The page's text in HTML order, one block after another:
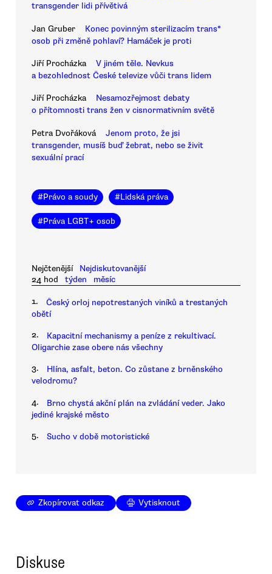
transgender lidi přívětivá
Jan Gruber
Konec povinným sterilizacím trans*
osob při změně pohlaví? Hamáček je proti
Jiří Procházka
V jiném těle. Nevkus
a bezohlednost České televize vůči trans lidem
Jiří Procházka
Nesamozřejmost debaty
o přítomnosti trans žen v cisnormativním světě
Petra Dvořáková
Jenom proto, že jsi
transgender, musíš buď žebrat, nebo se živit
sexuální prací
#Právo a soudy #Lidská práva
#Práva LGBT+ osob
Nejčtenější
Nejdiskutovanější
24 hod
týden měsíc
1.
Český orloj nepotrestaných viníků a trestaných
obětí
2.
Kapacitní mechanismy a peníze z rekultivací.
Oligarchie zase obere nás všechny
3.
Hlína, asfalt, beton. Co zůstane z brněnského
velodromu?
4.
Brno chystá akční plán na zvládání veder. Jako
jediné krajské město
5. Sucho v době motoristické
Zkopírovat odkaz Vytisknout
Diskuse